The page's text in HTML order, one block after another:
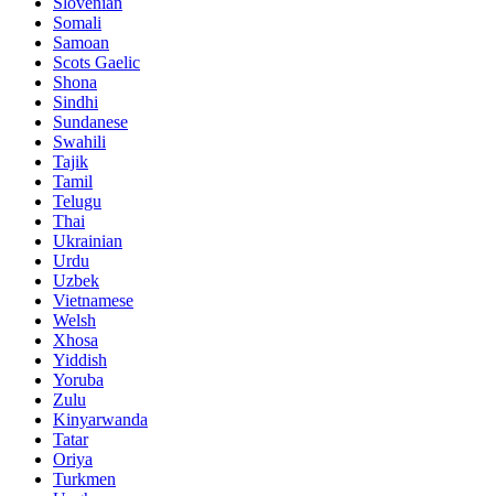
Somali
Samoan
Scots Gaelic
Shona
Sindhi
Sundanese
Swahili
Tajik
Tamil
Telugu
Thai
Ukrainian
Urdu
Uzbek
Vietnamese
Welsh
Xhosa
Yiddish
Yoruba
Zulu
Kinyarwanda
Tatar
Oriya
Turkmen